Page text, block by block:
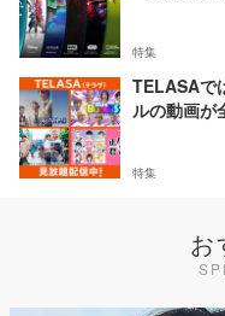
特集
TELASAで
ルの動画が
特集
お